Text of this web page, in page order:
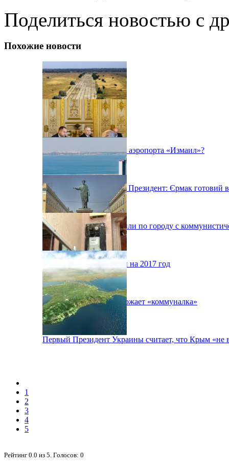
Поделиться новостью с
Похожие новости
Будет ли реконструкция аэропорта «Измаил»?
Якщо про це попросить Президент: Єрмак готовий
В Одессе мужчины ездили по городу с
Планы Одессой области на 2017 год
В Украине снова подорожает «коммуналка»
Первый Президент Украины считает, что Крым «не
1
2
3
4
5
Рейтинг 0.0 из 5. Голосов: 0